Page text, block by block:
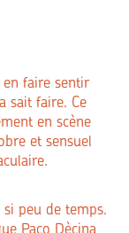
en faire sentir
sait faire. Ce
en scène
et sensuel
si peu de temps.
Paco Dècina